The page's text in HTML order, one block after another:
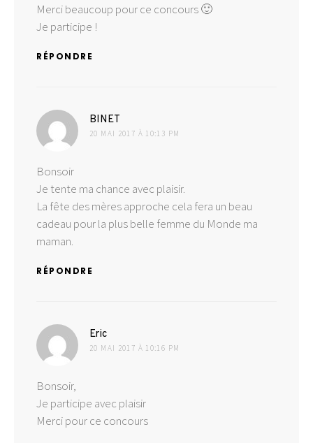
Merci beaucoup pour ce concours 🙂
Je participe !
RÉPONDRE
BINET
20 MAI 2017 À 10:13 PM
Bonsoir
Je tente ma chance avec plaisir.
La fête des mères approche cela fera un beau
cadeau pour la plus belle femme du Monde ma
maman.
RÉPONDRE
Eric
20 MAI 2017 À 10:16 PM
Bonsoir,
Je participe avec plaisir
Merci pour ce concours